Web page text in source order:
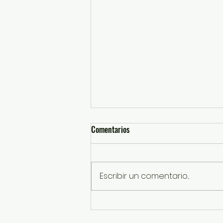
Más de 6 mil 800 personas
Comentarios
Escribir un comentario...